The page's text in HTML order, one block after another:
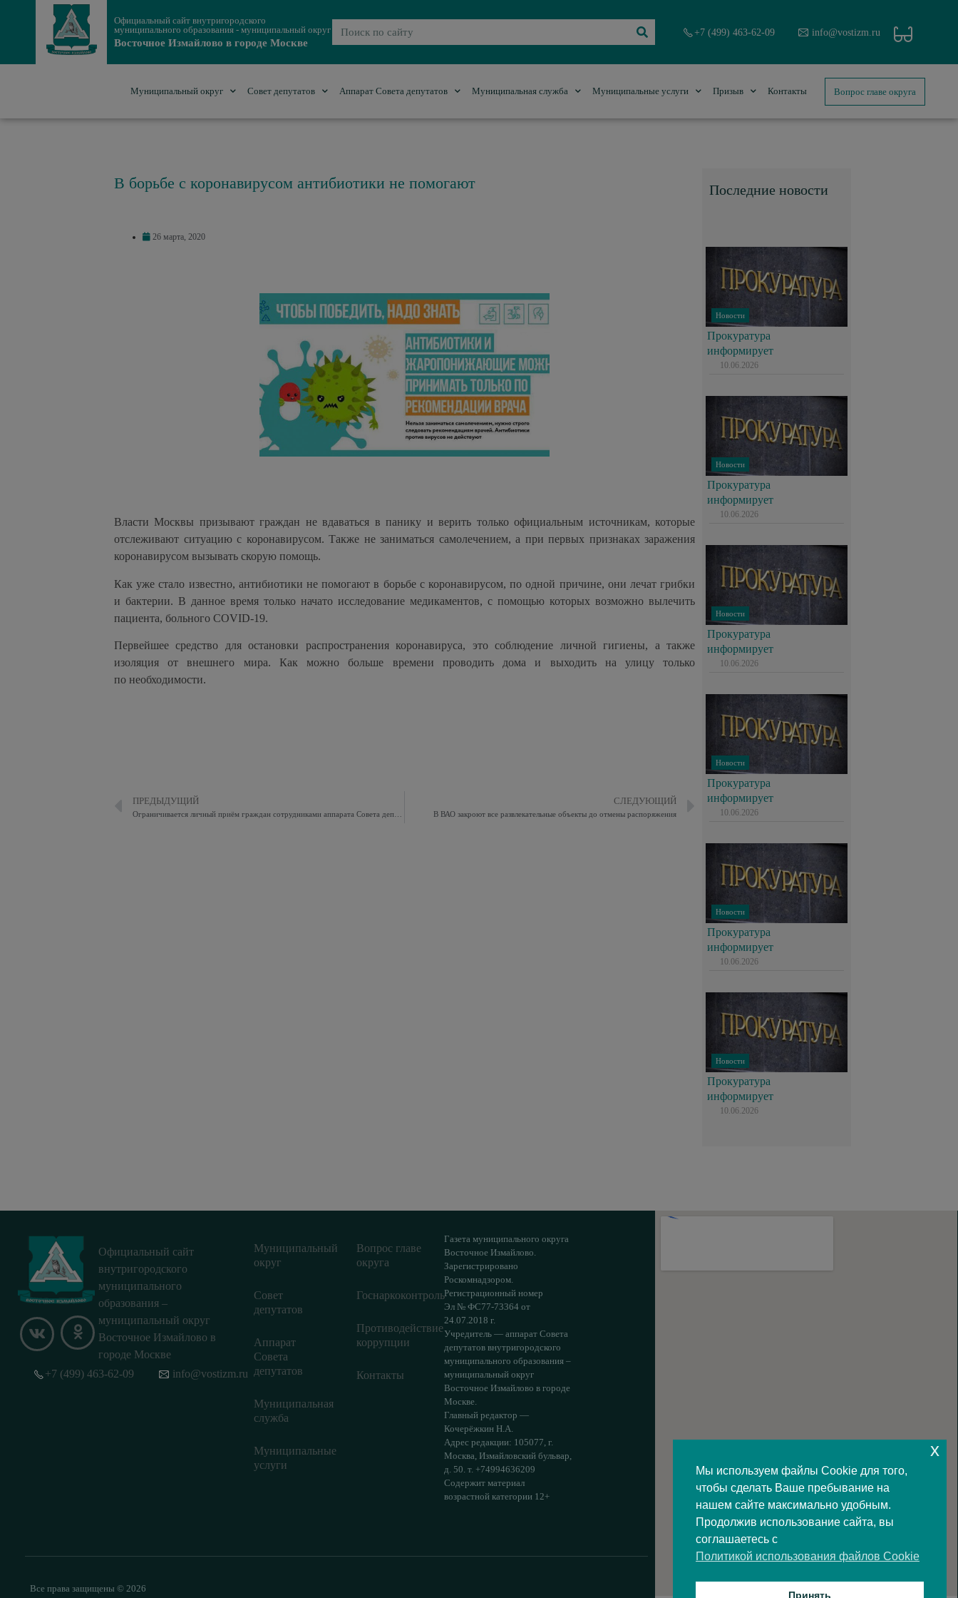
Официальный сайт внутригородского
муниципального образования - муниципальный округ
Восточное Измайлово в городе Москве
+7 (499) 463-62-09 info@vostizm.ru
Муниципальный округ Совет депутатов Аппарат Совета депутатов Муниципальная служба Муниципальные услуги Призыв Контакты Вопрос главе округа
В борьбе с коронавирусом антибиотики не помогают
26 марта, 2020
Власти Москвы призывают граждан не вдаваться в панику и верить только официальным источникам, которые
отслеживают ситуацию с коронавирусом. Также не заниматься самолечением, а при первых признаках заражения
коронавирусом вызывать скорую помощь.
Как уже стало известно, антибиотики не помогают в борьбе с коронавирусом, по одной причине, они лечат грибки
и бактерии. В данное время только начато исследование медикаментов, с помощью которых возможно вылечить
пациента, больного COVID-19.
Первейшее средство для остановки распространения коронавируса, это соблюдение личной гигиены, а также
изоляция от внешнего мира. Как можно больше времени проводить дома и выходить на улицу только
по необходимости.
ПРЕДЫДУЩИЙ
Ограничивается личный приём граждан сотрудниками аппарата Совета депутатов муниципального округа Восточное Измайлово
СЛЕДУЮЩИЙ
В ВАО закроют все развлекательные объекты до отмены распоряжения
Последние новости
Новости
Прокуратура
информирует
10.06.2026
Новости
Прокуратура
информирует
10.06.2026
Новости
Прокуратура
информирует
10.06.2026
Новости
Прокуратура
информирует
10.06.2026
Новости
Прокуратура
информирует
10.06.2026
Новости
Прокуратура
информирует
10.06.2026
Официальный сайт
внутригородского
муниципального
образования –
муниципальный округ
Восточное Измайлово в
городе Москве
Муниципальный
округ
Совет
депутатов
Аппарат
Совета
депутатов
Муниципальная
служба
Муниципальные
услуги
Вопрос главе
округа
Госнаркоконтроль
Противодействие
коррупции
Контакты
Газета муниципального округа
Восточное Измайлово.
Зарегистрировано
Роскомнадзором.
Регистрационный номер
Эл № ФС77-73364 от
24.07.2018 г.
Учредитель — аппарат Совета
депутатов внутригородского
муниципального образования –
муниципальный округ
Восточное Измайлово в городе
Москве.
Главный редактор —
Кочерёжкин Н.А.
Адрес редакции: 105077, г.
Москва, Измайловский бульвар,
д. 50. т. +74994636209
Содержит материал
возрастной категории 12+
+7 (499) 463-62-09 info@vostizm.ru
Все права защищены © 2026
Мы используем файлы Cookie для того,
чтобы сделать Ваше пребывание на
нашем сайте максимально удобным.
Продолжив использование сайта, вы
соглашаетесь с
Политикой использования файлов Cookie
Принять
x